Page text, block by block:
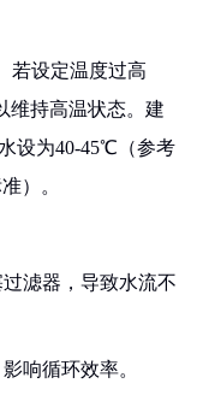
若设定温度过高
维持高温状态。建
设为40-45℃（参考
）。
滤器，导致水流不
响循环效率。